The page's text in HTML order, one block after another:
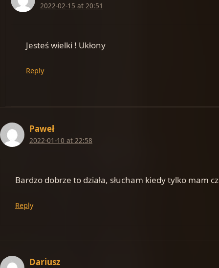
2022-02-15 at 20:51
Jesteś wielki ! Ukłony
Reply
Paweł
2022-01-10 at 22:58
Bardzo dobrze to działa, słucham kiedy tylko mam
Reply
Dariusz